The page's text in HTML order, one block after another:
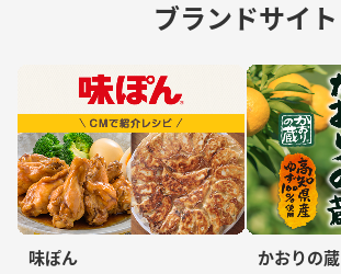
ブランドサイト
味ぽん かおりの蔵